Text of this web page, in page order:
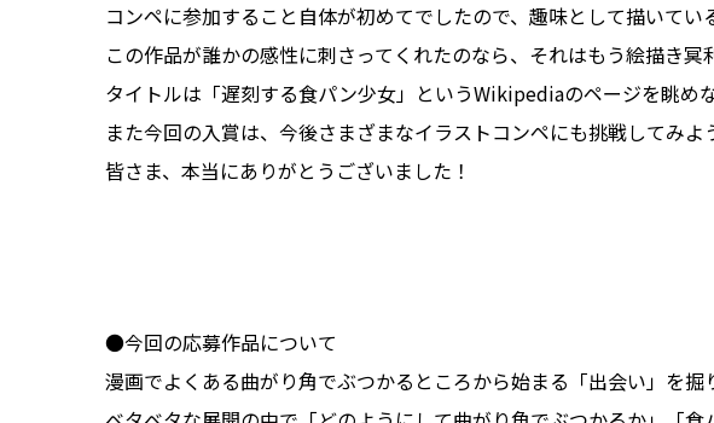
コンペに参加すること自体が初めてでしたので、趣味として描いて
この作品が誰かの感性に刺さってくれたのなら、それはもう絵描き冥
タイトルは「遅刻する食パン少女」というWikipediaのページを眺め
また今回の入賞は、今後さまざまなイラストコンペにも挑戦してみよ
皆さま、本当にありがとうございました！
●今回の応募作品について
漫画でよくある曲がり角でぶつかるところから始まる「出会い」を掘